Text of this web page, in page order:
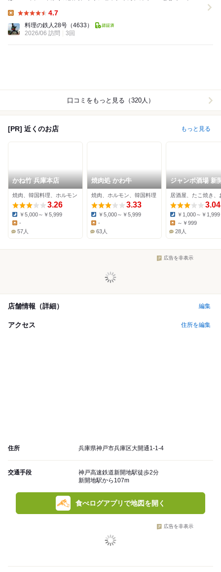
4.7
料理の鉄人28号 （4633）
2026/06 訪問
3回
口コミをもっと見る（320人）
[PR] 近くのお店 もっと見る
かね竹 兵庫本店
焼肉、韓国料理、ホルモン
3.26
Dinner:
￥5,000～￥5,999
Lunch:
-
57人
焼肉処 かわ牛
焼肉、ホルモン、韓国料理
3.33
Dinner:
￥5,000～￥5,999
Lunch:
-
63人
ジャンボ酒場 新
店
3.04
Dinner:
￥1,000～￥1,999
Lunch:
～￥999
28人
広告を非表示
店舗情報（詳細） 編集
アクセス 住所を編集
住所 兵庫県神戸市兵庫区大開通1-1-4
交通手段
神戸高速鉄道新開地駅徒歩2分
新開地駅から107m
食べログアプリで地図を開く
広告を非表示